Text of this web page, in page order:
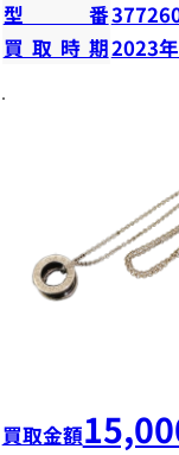
型番
買取時期2023
買取金額